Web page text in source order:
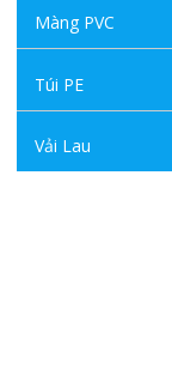
Màng PVC
Túi PE
Vải Lau